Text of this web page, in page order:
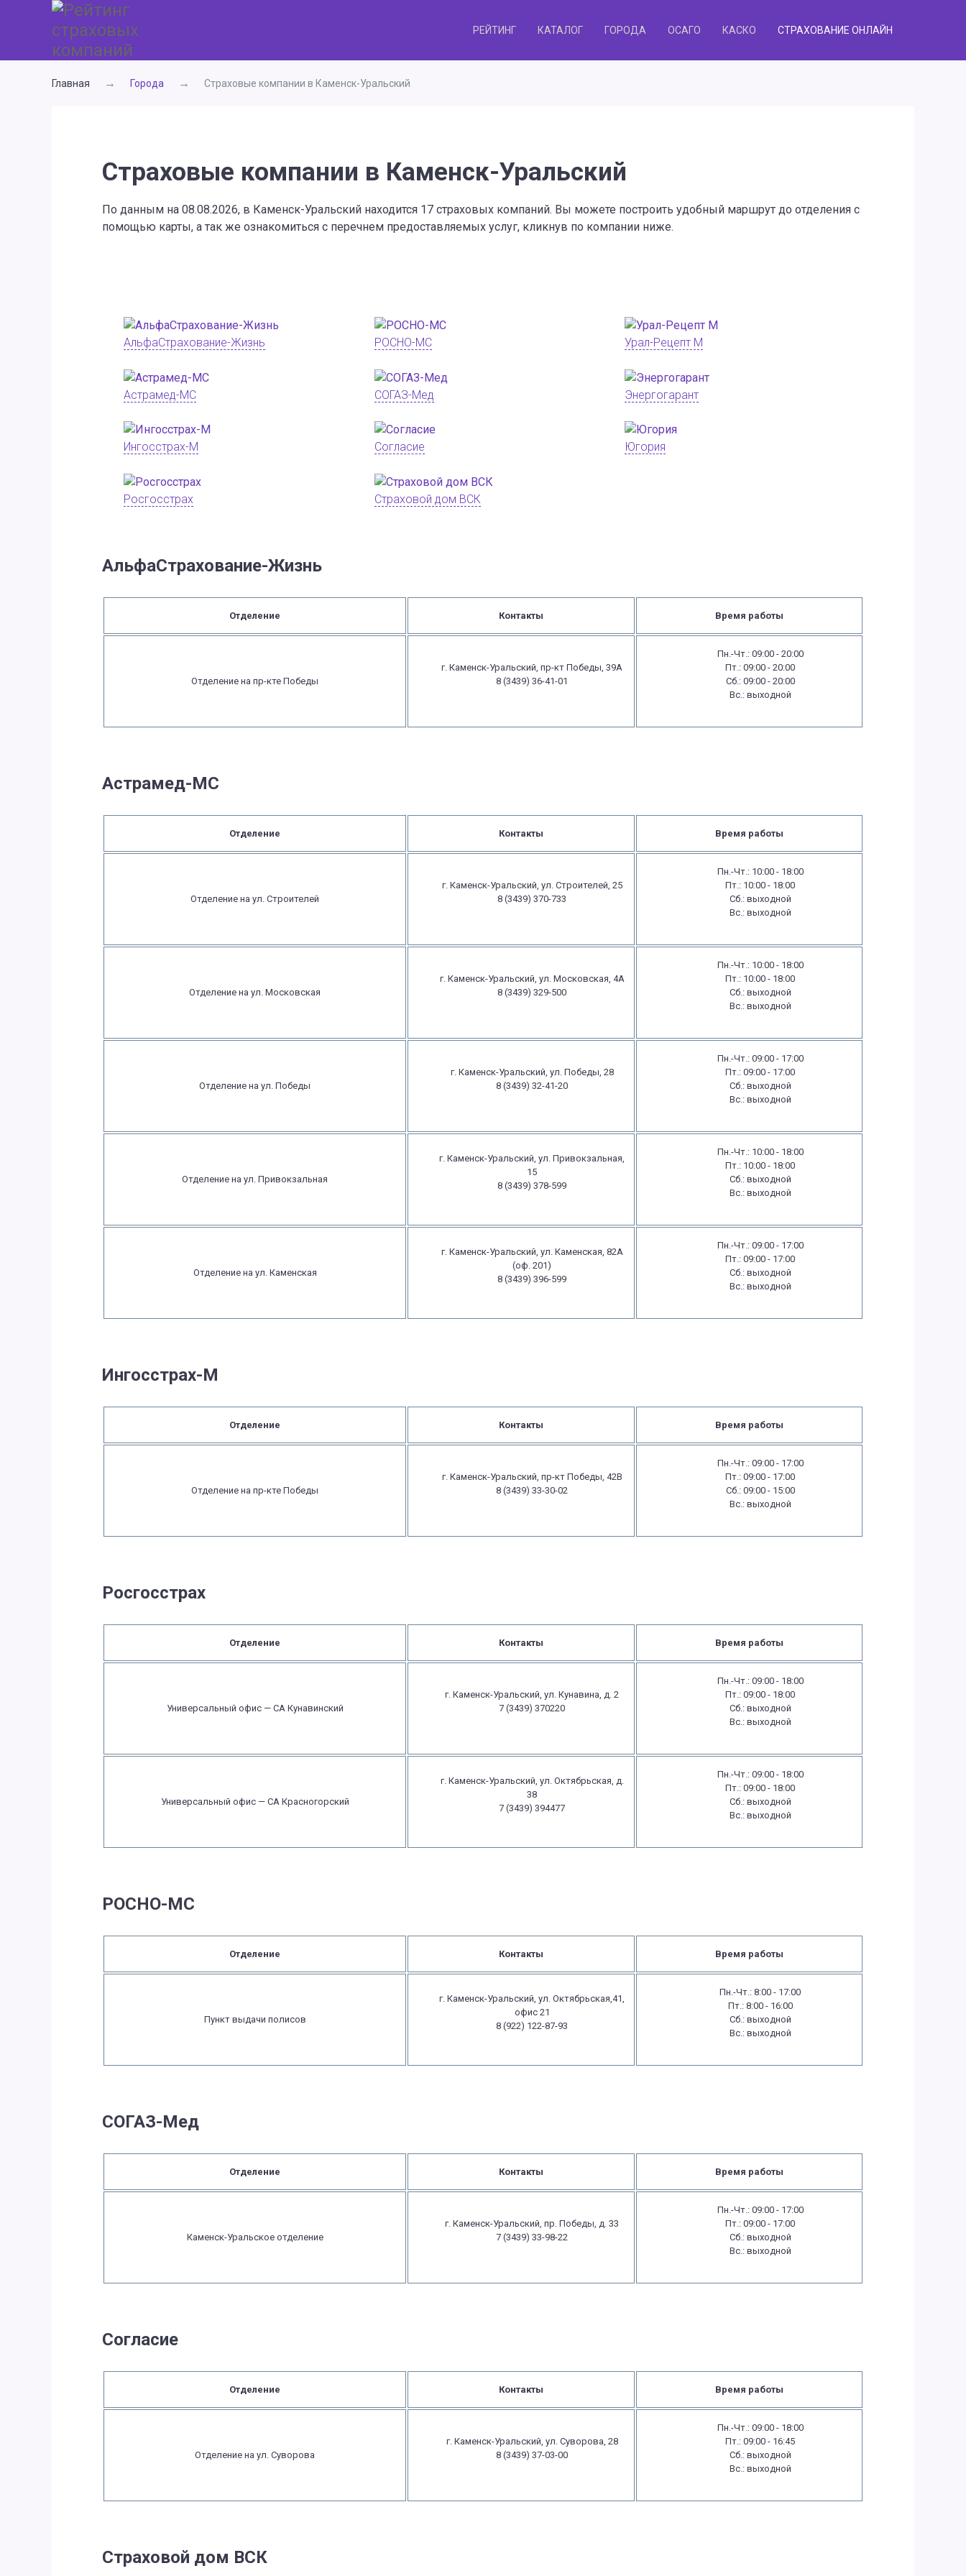
РЕЙТИНГ КАТАЛОГ ГОРОДА ОСАГО КАСКО СТРАХОВАНИЕ ОНЛАЙН
Главная Города Страховые компании в Каменск-Уральский
Страховые компании в Каменск-Уральский
По данным на 08.08.2026, в Каменск-Уральский находится 17 страховых компаний. Вы можете построить удобный маршрут до отделения с
помощью карты, а так же ознакомиться с перечнем предоставляемых услуг, кликнув по компании ниже.
АльфаСтрахование-Жизнь
Астрамед-МС
Ингосстрах-М
Росгосстрах
РОСНО-МС
СОГАЗ-Мед
Согласие
Страховой дом ВСК
Урал-Рецепт М
Энергогарант
Югория
АльфаСтрахование-Жизнь
Отделение Контакты Время работы
Отделение на пр-кте Победы
г. Каменск-Уральский, пр-кт Победы, 39А
8 (3439) 36-41-01
Пн.-Чт.: 09:00 - 20:00
Пт.: 09:00 - 20:00
Сб.: 09:00 - 20:00
Вс.: выходной
Астрамед-МС
Отделение Контакты Время работы
Отделение на ул. Строителей
г. Каменск-Уральский, ул. Строителей, 25
8 (3439) 370-733
Пн.-Чт.: 10:00 - 18:00
Пт.: 10:00 - 18:00
Сб.: выходной
Вс.: выходной
Отделение на ул. Московская
г. Каменск-Уральский, ул. Московская, 4А
8 (3439) 329-500
Пн.-Чт.: 10:00 - 18:00
Пт.: 10:00 - 18:00
Сб.: выходной
Вс.: выходной
Отделение на ул. Победы
г. Каменск-Уральский, ул. Победы, 28
8 (3439) 32-41-20
Пн.-Чт.: 09:00 - 17:00
Пт.: 09:00 - 17:00
Сб.: выходной
Вс.: выходной
Отделение на ул. Привокзальная
г. Каменск-Уральский, ул. Привокзальная,
15
8 (3439) 378-599
Пн.-Чт.: 10:00 - 18:00
Пт.: 10:00 - 18:00
Сб.: выходной
Вс.: выходной
Отделение на ул. Каменская
г. Каменск-Уральский, ул. Каменская, 82А
(оф. 201)
8 (3439) 396-599
Пн.-Чт.: 09:00 - 17:00
Пт.: 09:00 - 17:00
Сб.: выходной
Вс.: выходной
Ингосстрах-М
Отделение Контакты Время работы
Отделение на пр-кте Победы
г. Каменск-Уральский, пр-кт Победы, 42В
8 (3439) 33-30-02
Пн.-Чт.: 09:00 - 17:00
Пт.: 09:00 - 17:00
Сб.: 09:00 - 15:00
Вс.: выходной
Росгосстрах
Отделение Контакты Время работы
Универсальный офис — СА Кунавинский
г. Каменск-Уральский, ул. Кунавина, д. 2
7 (3439) 370220
Пн.-Чт.: 09:00 - 18:00
Пт.: 09:00 - 18:00
Сб.: выходной
Вс.: выходной
Универсальный офис — СА Красногорский
г. Каменск-Уральский, ул. Октябрьская, д.
38
7 (3439) 394477
Пн.-Чт.: 09:00 - 18:00
Пт.: 09:00 - 18:00
Сб.: выходной
Вс.: выходной
РОСНО-МС
Отделение Контакты Время работы
Пункт выдачи полисов
г. Каменск-Уральский, ул. Октябрьская,41,
офис 21
8 (922) 122-87-93
Пн.-Чт.: 8:00 - 17:00
Пт.: 8:00 - 16:00
Сб.: выходной
Вс.: выходной
СОГАЗ-Мед
Отделение Контакты Время работы
Каменск-Уральское отделение
г. Каменск-Уральский, пр. Победы, д. 33
7 (3439) 33-98-22
Пн.-Чт.: 09:00 - 17:00
Пт.: 09:00 - 17:00
Сб.: выходной
Вс.: выходной
Согласие
Отделение Контакты Время работы
Отделение на ул. Суворова
г. Каменск-Уральский, ул. Суворова, 28
8 (3439) 37-03-00
Пн.-Чт.: 09:00 - 18:00
Пт.: 09:00 - 16:45
Сб.: выходной
Вс.: выходной
Страховой дом ВСК